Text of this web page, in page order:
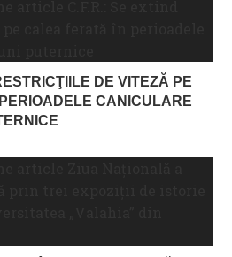
DE VITEZĂ PE
CANICULARE